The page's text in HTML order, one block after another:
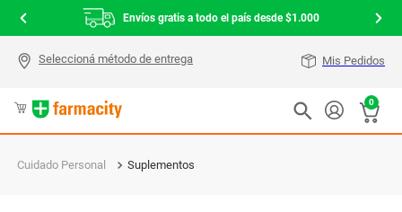
Envíos gratis a todo el país desde $1.000
Mis Pedidos
0
Cuidado Personal Suplementos